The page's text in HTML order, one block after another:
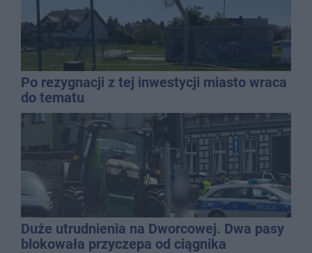
Po rezygnacji z tej inwestycji miasto wraca
do tematu
Duże utrudnienia na Dworcowej. Dwa pasy
blokowała przyczepa od ciągnika